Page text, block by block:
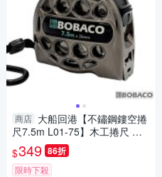
商店 大船回港【不鏽鋼鏤空捲
尺7.5m L01-75】木工捲尺 卷
尺 公分捲尺 米尺 鋼捲尺 工程
量尺 鋼尺
$349 86折
限時下殺